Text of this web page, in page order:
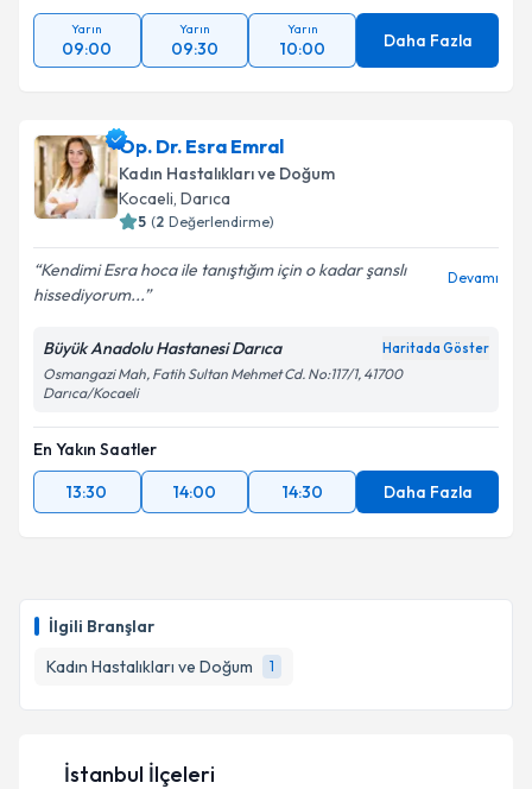
İlgili Branşlar
Kadın Hastalıkları ve Doğum
1
Yarın
09:00
Yarın
09:30
Yarın
10:00 Daha Fazla
Op. Dr. Esra Emral
Kadın Hastalıkları ve Doğum
Kocaeli, Darıca
5 (2 Değerlendirme)
Kendimi Esra hoca ile tanıştığım için o kadar şanslı
hissediyorum...
Devamı
Büyük Anadolu Hastanesi Darıca Haritada Göster
Osmangazi Mah, Fatih Sultan Mehmet Cd. No:117/1, 41700
Darıca/Kocaeli
En Yakın Saatler
13:30
14:00 14:30 Daha Fazla
İstanbul İlçeleri